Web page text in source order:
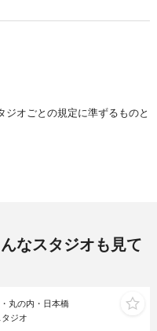
オごとの規定に準ずるものと
なスタジオも見て
丸の内・日本橋
ジオ